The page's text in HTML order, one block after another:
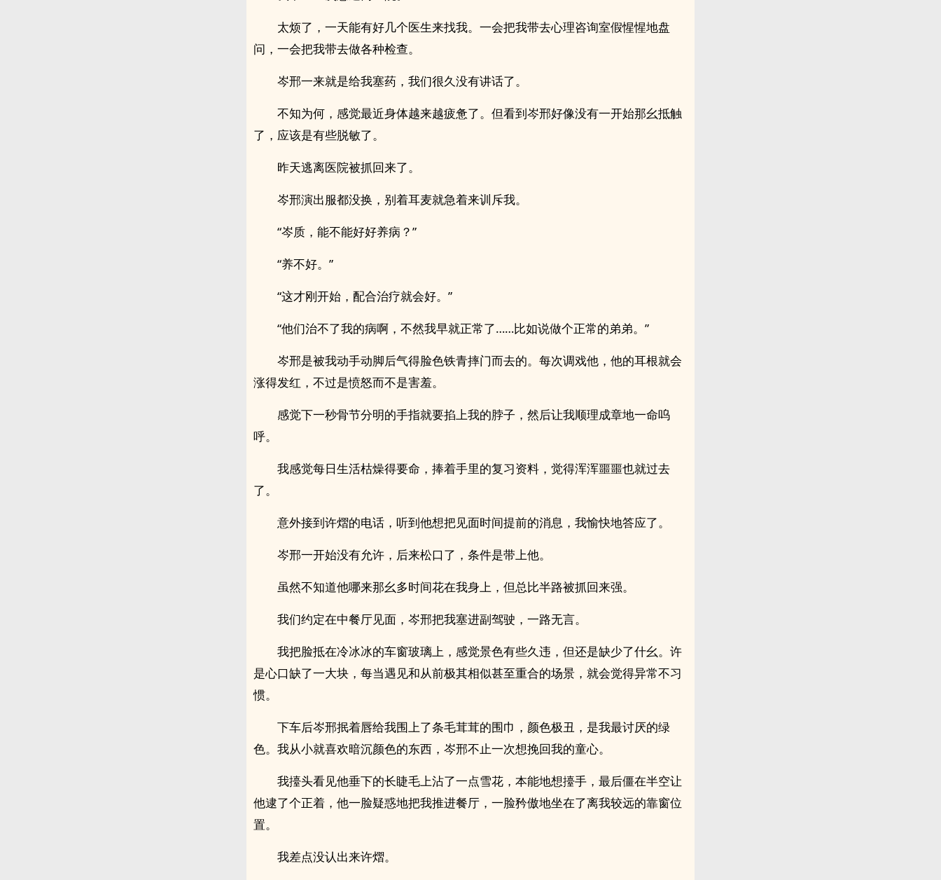
太烦了，一天能有好几个医生来找我。一会把我带去心理咨询室假惺惺地盘
问，一会把我带去做各种检查。
岑邢一来就是给我塞药，我们很久没有讲话了。
不知为何，感觉最近身体越来越疲惫了。但看到岑邢好像没有一开始那幺抵触
了，应该是有些脱敏了。
昨天逃离医院被抓回来了。
岑邢演出服都没换，别着耳麦就急着来训斥我。
“岑质，能不能好好养病？”
“养不好。”
“这才刚开始，配合治疗就会好。”
“他们治不了我的病啊，不然我早就正常了……比如说做个正常的弟弟。”
岑邢是被我动手动脚后气得脸色铁青摔门而去的。每次调戏他，他的耳根就会
涨得发红，不过是愤怒而不是害羞。
感觉下一秒骨节分明的手指就要掐上我的脖子，然后让我顺理成章地一命呜
呼。
我感觉每日生活枯燥得要命，捧着手里的复习资料，觉得浑浑噩噩也就过去
了。
意外接到许熠的电话，听到他想把见面时间提前的消息，我愉快地答应了。
岑邢一开始没有允许，后来松口了，条件是带上他。
虽然不知道他哪来那幺多时间花在我身上，但总比半路被抓回来强。
我们约定在中餐厅见面，岑邢把我塞进副驾驶，一路无言。
我把脸抵在冷冰冰的车窗玻璃上，感觉景色有些久违，但还是缺少了什幺。许
是心口缺了一大块，每当遇见和从前极其相似甚至重合的场景，就会觉得异常不习
惯。
下车后岑邢抿着唇给我围上了条毛茸茸的围巾，颜色极丑，是我最讨厌的绿
色。我从小就喜欢暗沉颜色的东西，岑邢不止一次想挽回我的童心。
我擡头看见他垂下的长睫毛上沾了一点雪花，本能地想擡手，最后僵在半空让
他逮了个正着，他一脸疑惑地把我推进餐厅，一脸矜傲地坐在了离我较远的靠窗位
置。
我差点没认出来许熠。